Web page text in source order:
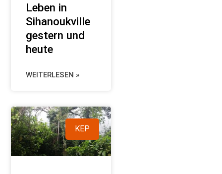
Leben in
Sihanoukville
gestern und
heute
WEITERLESEN »
KEP